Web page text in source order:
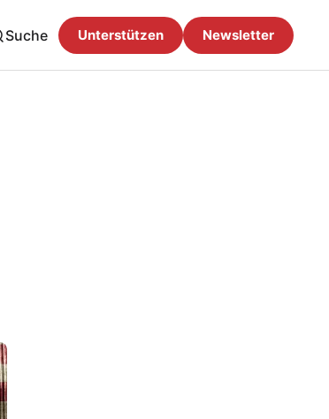
Suche Unterstützen Newsletter